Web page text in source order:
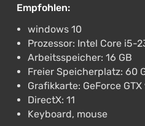
Empfohlen:
windows 10
Prozessor: Intel Core i5-
Arbeitsspeicher: 16 GB
Freier Speicherplatz: 60
Grafikkarte: GeForce
DirectX: 11
Keyboard, mouse